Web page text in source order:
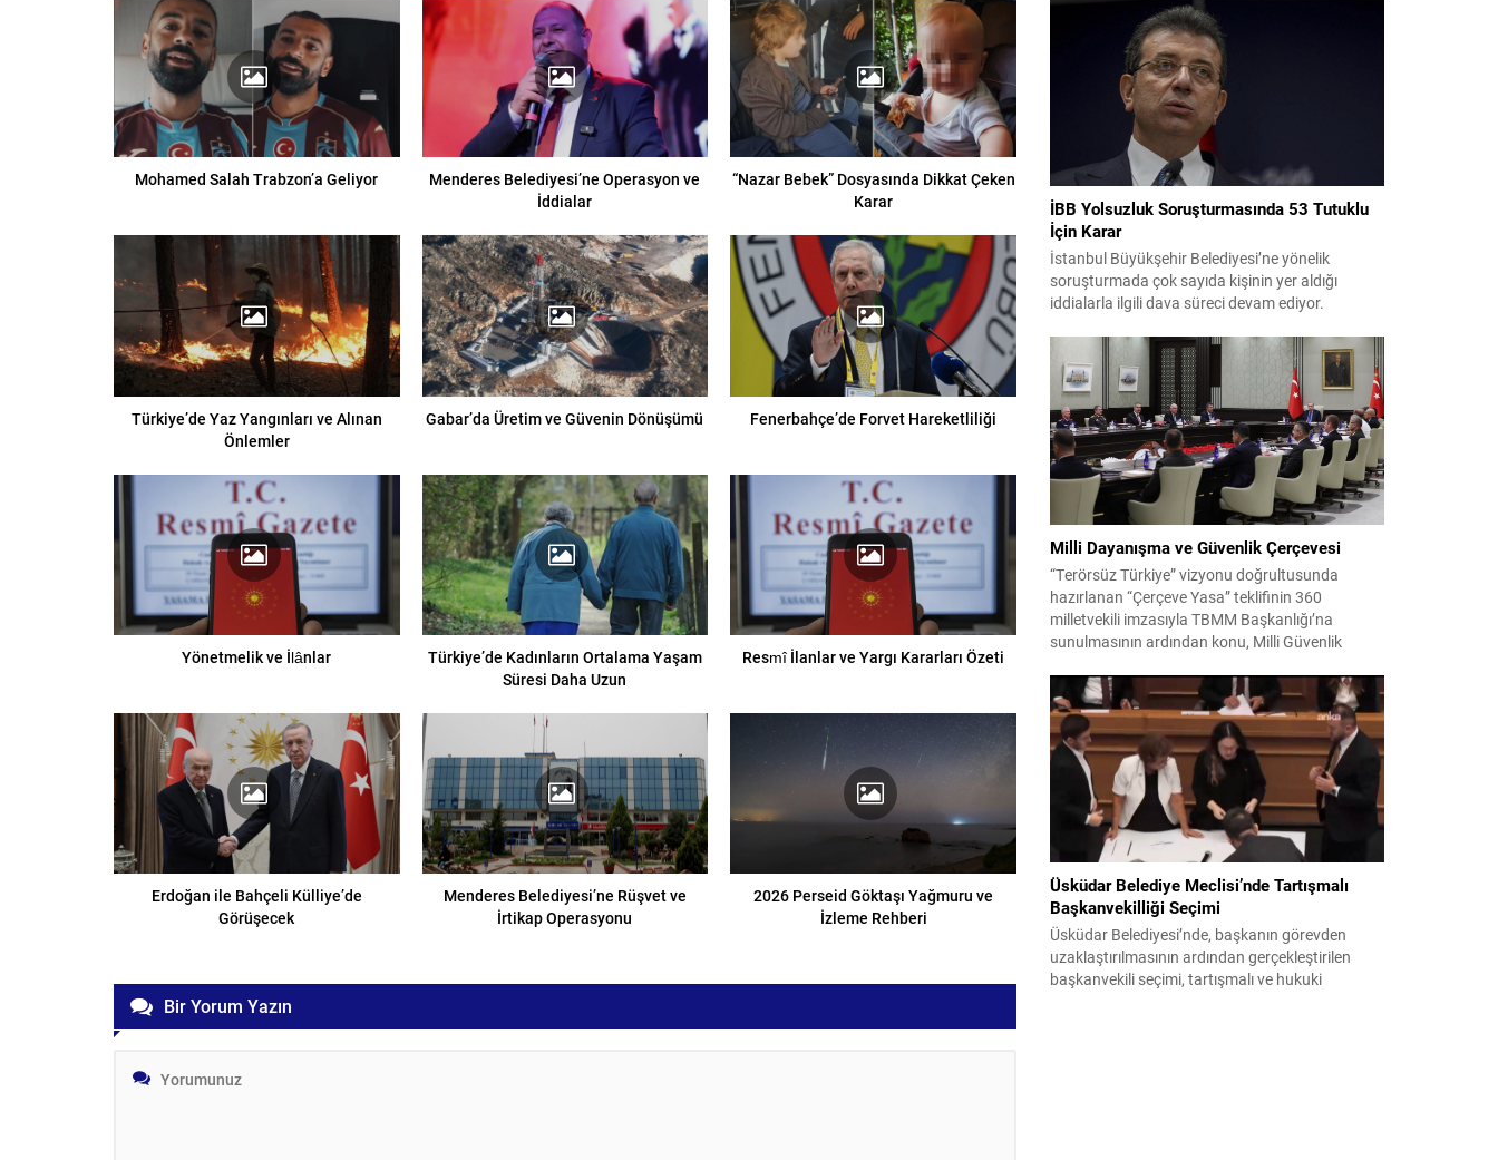
Mohamed Salah Trabzon’a Geliyor
Menderes Belediyesi’ne Operasyon ve
İddialar
“Nazar Bebek” Dosyasında Dikkat Çeken
Karar
Türkiye’de Yaz Yangınları ve Alınan
Önlemler
Gabar’da Üretim ve Güvenin Dönüşümü Fenerbahçe’de Forvet Hareketliliği
Yönetmelik ve İlânlar
Türkiye’de Kadınların Ortalama Yaşam
Süresi Daha Uzun
Resmî İlanlar ve Yargı Kararları Özeti
Erdoğan ile Bahçeli Külliye’de
Görüşecek
Menderes Belediyesi’ne Rüşvet ve
İrtikap Operasyonu
2026 Perseid Göktaşı Yağmuru ve
İzleme Rehberi
Bir Yorum Yazın
İBB Yolsuzluk Soruşturmasında 53 Tutuklu
İçin Karar
İstanbul Büyükşehir Belediyesi’ne yönelik
soruşturmada çok sayıda kişinin yer aldığı
iddialarla ilgili dava süreci devam ediyor.
sanıkların tutukluluk hallerini ayrı ayrı
değerlendirdi. İnceleme sonucunda, aralarında
Ekrem İmamoğlu’nun da bulunduğu 53 tutuklu
hakkında tutukluluk hallerinin sürdürülmesine
karar verildi. İddialar ve değerlendirilen talepler
Soruşturma kapsamında sanıklara yöneltilen...
Milli Dayanışma ve Güvenlik Çerçevesi
“Terörsüz Türkiye” vizyonu doğrultusunda
hazırlanan “Çerçeve Yasa” teklifinin 360
milletvekili imzasıyla TBMM Başkanlığı’na
sunulmasının ardından konu, Milli Güvenlik
Toplantı sonrası yayımlanan sekiz maddelik
bildiri, ülke güvenliği ve bölgesel gelişmelere dair
değerlendirmeleri içermektedir. Yaklaşık 2 saat
15 dakika süren oturumun sonuç metninde;
terörle mücadele, bölgesel istikrar,...
Üsküdar Belediye Meclisi’nde Tartışmalı
Başkanvekilliği Seçimi
Üsküdar Belediyesi’nde, başkanın görevden
uzaklaştırılmasının ardından gerçekleştirilen
başkanvekili seçimi, tartışmalı ve hukuki